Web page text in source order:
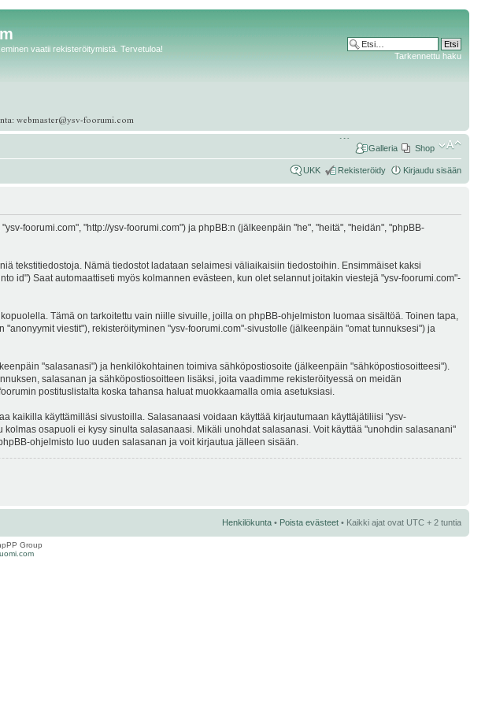
vaatii rekisteröitymistä. Tervetuloa!
Tarkennettu haku
Shop
Galleria
UKK Rekisteröidy Kirjaudu sisään
foorumi.com", "http://ysv-foorumi.com") ja phpBB:n (jälkeenpäin "he", "heitä", "heidän", "phpBB-
tekstitiedostoja. Nämä tiedostot ladataan selaimesi väliaikaisiin tiedostoihin. Ensimmäiset kaksi
id") Saat automaattiseti myös kolmannen evästeen, kun olet selannut joitakin viestejä "ysv-foorumi.com"-
Tämä on tarkoitettu vain niille sivuille, joilla on phpBB-ohjelmiston luomaa sisältöä. Toinen tapa,
viestit"), rekisteröityminen "ysv-foorumi.com"-sivustolle (jälkeenpäin "omat tunnuksesi") ja
"salasanasi") ja henkilökohtainen toimiva sähköpostiosoite (jälkeenpäin "sähköpostiosoitteesi").
salasanan ja sähköpostiosoitteen lisäksi, joita vaadimme rekisteröityessä on meidän
postituslistalta koska tahansa haluat muokkaamalla omia asetuksiasi.
kaikilla käyttämilläsi sivustoilla. Salasanaasi voidaan käyttää kirjautumaan käyttäjätiliisi "ysv-
osapuoli ei kysy sinulta salasanaasi. Mikäli unohdat salasanasi. Voit käyttää "unohdin salasanani"
ohjelmisto luo uuden salasanan ja voit kirjautua jälleen sisään.
Henkilökunta • Poista evästeet • Kaikki ajat ovat UTC + 2 tuntia
Group